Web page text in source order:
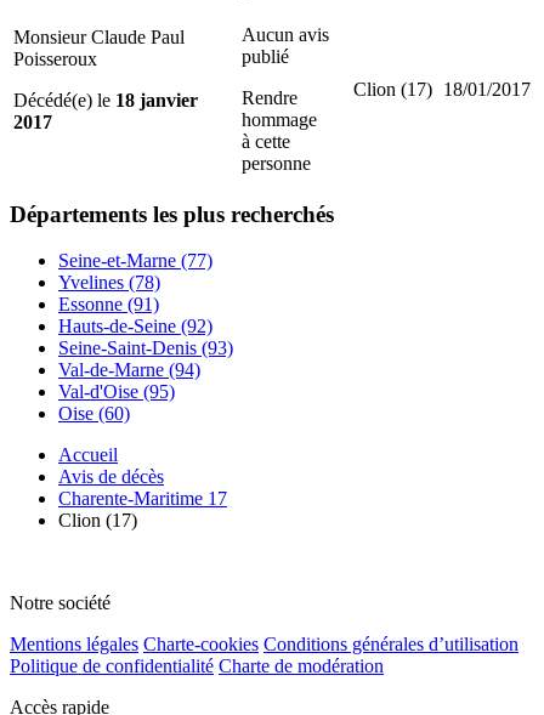
Monsieur Claude Paul
Poisseroux
Décédé(e) le 18 janvier
2017
Aucun avis
publié
Rendre
hommage
à cette
personne
Clion (17) 18/01/2017
Départements les plus recherchés
Seine-et-Marne (77)
Yvelines (78)
Essonne (91)
Hauts-de-Seine (92)
Seine-Saint-Denis (93)
Val-de-Marne (94)
Val-d'Oise (95)
Oise (60)
Accueil
Avis de décès
Charente-Maritime 17
Clion (17)
Notre société
Mentions légales Charte-cookies Conditions générales d’utilisation
Politique de confidentialité Charte de modération
Accès rapide